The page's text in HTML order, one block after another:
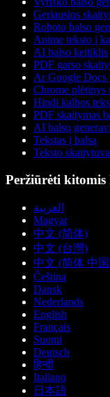
Geriausios
Roboto balso
Anime teksto į
AI balso keitiklis
PDF garso
Ar Google Docs
Chrome plėtinys
Hindi kalbos
PDF skaitymas
AI balsų
Tekstas į balsą
Teksto
Peržiūrėti kitomis
العربية
Magyar
中文 (简体)
中文 (台灣)
中文 (简体 中
Čeština
Dansk
Nederlands
English
Français
Suomi
Deutsch
हिन्दी
Italiano
日本語